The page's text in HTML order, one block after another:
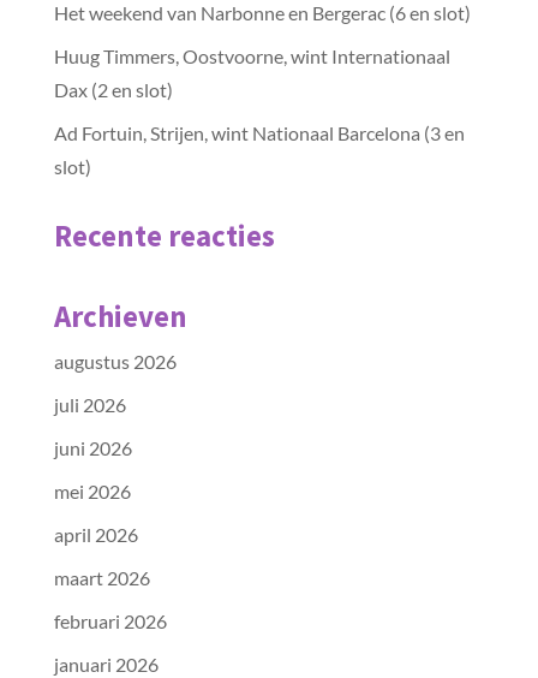
Het weekend van Narbonne en Bergerac (6 en slot)
Huug Timmers, Oostvoorne, wint Internationaal
Dax (2 en slot)
Ad Fortuin, Strijen, wint Nationaal Barcelona (3 en
slot)
Recente reacties
Archieven
augustus 2026
juli 2026
juni 2026
mei 2026
april 2026
maart 2026
februari 2026
januari 2026